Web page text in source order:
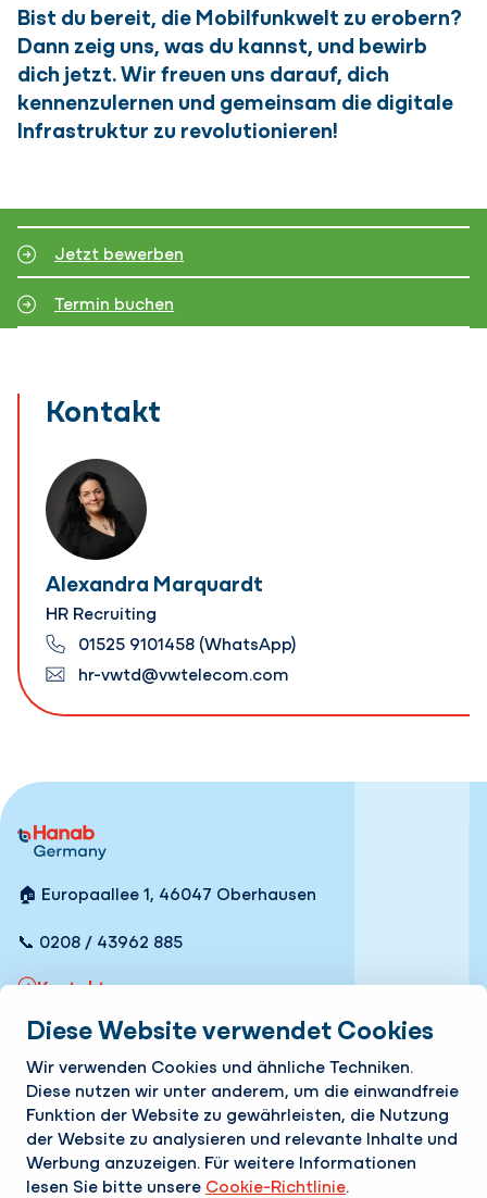
Diese Website verwendet Cookies
Wir verwenden Cookies und ähnliche Techniken.
Diese nutzen wir unter anderem, um die einwandfreie
Funktion der Website zu gewährleisten, die Nutzung
der Website zu analysieren und relevante Inhalte und
Werbung anzuzeigen. Für weitere Informationen
lesen Sie bitte unsere Cookie-Richtlinie.
Bist du bereit, die Mobilfunkwelt zu erobern?
Dann zeig uns, was du kannst, und bewirb
dich jetzt. Wir freuen uns darauf, dich
kennenzulernen und gemeinsam die digitale
Infrastruktur zu revolutionieren!
Jetzt bewerben
Termin buchen
Kontakt
Alexandra Marquardt
HR Recruiting
01525 9101458 (WhatsApp)
hr-vwtd@vwtelecom.com
🏠 Europaallee 1, 46047 Oberhausen
📞 0208 / 43962 885
Kontakt
Schnelle Links
Leistungen
Unternehmen
Karriere